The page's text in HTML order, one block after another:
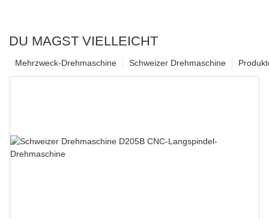
DU MAGST VIELLEICHT
Schweizer Drehmaschine
Mehrzweck-Drehmaschine